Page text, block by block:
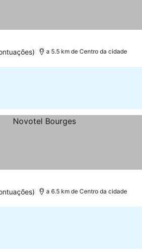
a 5.5 km de Centro da cidade
a 6.5 km de Centro da cidade